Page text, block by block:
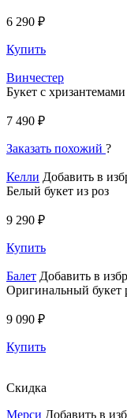
6 290 ₽
Купить
Винчестер
Букет с хризантемами
7 490 ₽
Заказать похожий ?
Келли Добавить в
Белый букет из роз
9 290 ₽
Купить
Балет Добавить в
Оригинальный букет
9 090 ₽
Купить
Скидка
Мерси Добавить в